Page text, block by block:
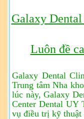
Galaxy
Luôn đề
Galaxy Dental
Trung tâm Nha
lúc này, Galaxy
Center Dental UY
vụ điều trị kỹ thuật